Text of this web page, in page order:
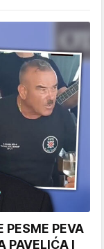
PESME PEVA
PAVELIĆA I